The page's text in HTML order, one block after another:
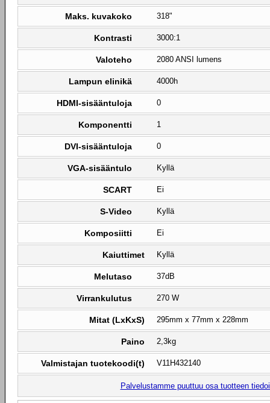
Maks. kuvakoko 318"
Kontrasti 3000:1
Valoteho 2080 ANSI lumens
Lampun elinikä 4000h
HDMI-sisääntuloja 0
Komponentti 1
DVI-sisääntuloja 0
VGA-sisääntulo Kyllä
SCART Ei
S-Video Kyllä
Komposiitti Ei
Kaiuttimet Kyllä
Melutaso 37dB
Virrankulutus 270 W
Mitat (LxKxS) 295mm x 77mm x 228mm
Paino 2,3kg
Valmistajan tuotekoodi(t) V11H432140
Palvelustamme puuttuu osa tuotteen